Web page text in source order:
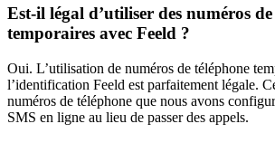
Est-il légal d’utiliser des numéros
temporaires avec Feeld ?
Oui. L’utilisation de numéros de téléphone
l’identification Feeld est parfaitement légale.
numéros de téléphone que nous avons
SMS en ligne au lieu de passer des appels.